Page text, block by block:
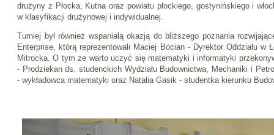
drużyny z Płocka, Kutna oraz powiatu płockiego, gostynińskiego i
w klasyfikacji drużynowej i indywidualnej.
Turniej był również wspaniałą okazją do bliższego poznania
Enterprise, którą reprezentowali Maciej Bocian - Dyrektor Oddziału w
Mitrocka. O tym ze warto uczyć się matematyki i informatyki
- Prodziekan ds. studenckich Wydziału Budownictwa, Mechaniki i
- wykładowca matematyki oraz Natalia Gasik - studentka kierunku